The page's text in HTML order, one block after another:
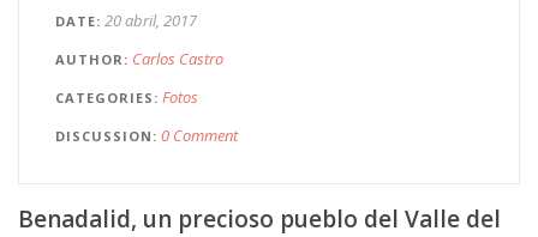
DATE 20 abril, 2017
AUTHOR Carlos Castro
CATEGORIES Fotos
DISCUSSION 0 Comment
Benadalid, un precioso pueblo del Valle del